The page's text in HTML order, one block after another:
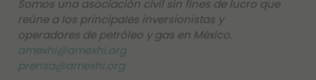
Somos una asociación civil sin fines de lucro que
reúne a los principales inversionistas y
operadores de petróleo y gas en México.
amexhi@amexhi.org
prensa@amexhi.org